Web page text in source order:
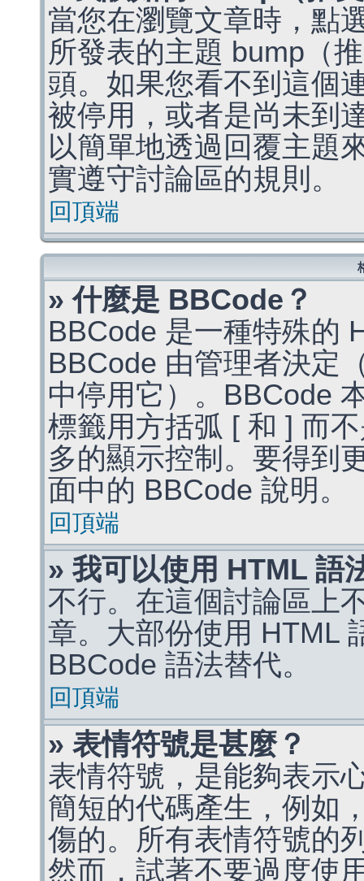
當您在瀏覽文章時，點
所發表的主題 bump（
頭。如果您看不到這個
被停用，或者是尚未到
以簡單地透過回覆主題
實遵守討論區的規則。
回頂端
» 什麼是 BBCode？
BBCode 是一種特殊的
BBCode 由管理者決定
中停用它）。BBCode
標籤用方括弧 [ 和 ] 而
多的顯示控制。要得到
面中的 BBCode 說明。
回頂端
» 我可以使用 HTML 語
不行。在這個討論區上
章。大部份使用 HTML
BBCode 語法替代。
回頂端
» 表情符號是甚麼？
表情符號，是能夠表示
簡短的代碼產生，例如
傷的。所有表情符號的
然而，試著不要過度使